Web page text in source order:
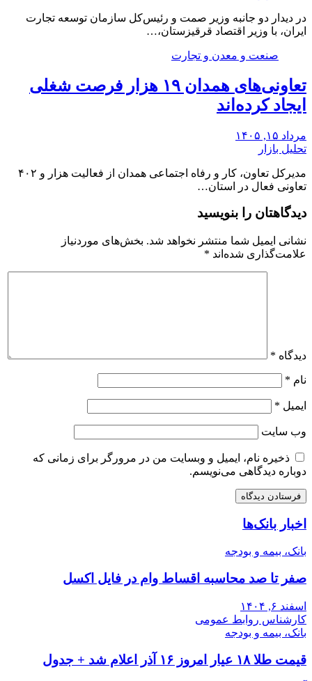
در دیدار دو جانبه وزیر صمت و رئیس‌کل سازمان توسعه تجارت
ایران، با وزیر اقتصاد قرقیزستان،…
صنعت و معدن و تجارت
تعاونی‌های همدان ۱۹ هزار فرصت شغلی
ایجاد کرده‌اند
مرداد ۱۵, ۱۴۰۵
تحلیل بازار
مدیرکل تعاون، کار و رفاه اجتماعی همدان از فعالیت هزار و ۴۰۲
تعاونی فعال در استان…
دیدگاهتان را بنویسید
نشانی ایمیل شما منتشر نخواهد شد. بخش‌های موردنیاز
علامت‌گذاری شده‌اند *
دیدگاه *
نام *
ایمیل *
وب‌ سایت
ذخیره نام، ایمیل و وبسایت من در مرورگر برای زمانی که
دوباره دیدگاهی می‌نویسم.
اخبار بانک‌ها
بانک، بیمه و بودجه
صفر تا صد محاسبه اقساط وام در فایل اکسل
اسفند ۶, ۱۴۰۴
کارشناس روابط عمومی
بانک، بیمه و بودجه
قیمت طلا ۱۸ عیار امروز ۱۶ آذر اعلام شد + جدول